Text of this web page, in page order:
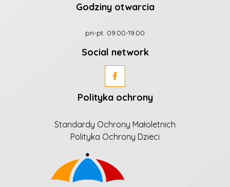
Godziny otwarcia
pn-pt. 09.00-19.00
Social network
Polityka ochrony
Standardy Ochrony Małoletnich
Polityka Ochrony Dzieci